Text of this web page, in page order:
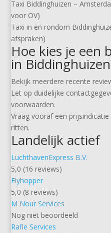
Taxi Biddinghuizen –
voor OV)
Taxi in en rondom
afspraken)
Hoe kies je een
in
Bekijk meerdere recente
Let op duidelijke
voorwaarden.
Vraag vooraf een
ritten.
Landelijk actief
LuchthavenExpress B.V.
5,0 (16 reviews)
Flyhopper
5,0 (8 reviews)
M Nour Services
Nog niet beoordeeld
Rafle Services